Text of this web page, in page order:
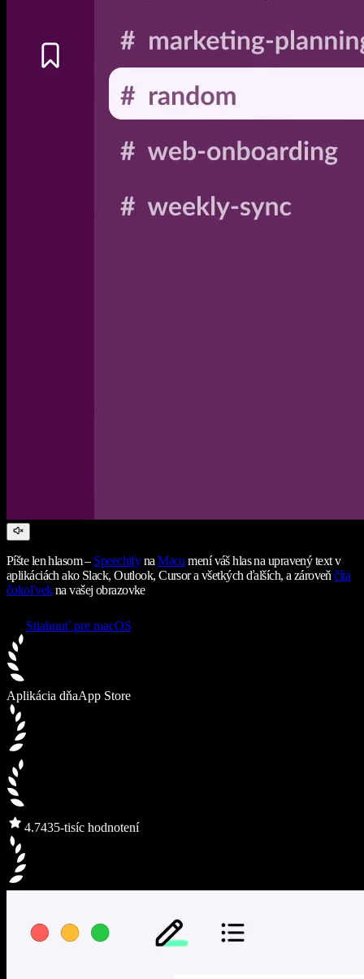
Píšte len hlasom – SpeechifynaMacu mení váš hlas na upravený text v
aplikáciách ako Slack, Outlook, Cursor a všetkých ďalších, a zároveňčíta
čokoľvekna vašej obrazovke
Stiahnuť pre macOS
Aplikácia dňaApp Store
4.7435-tisíc hodnotení